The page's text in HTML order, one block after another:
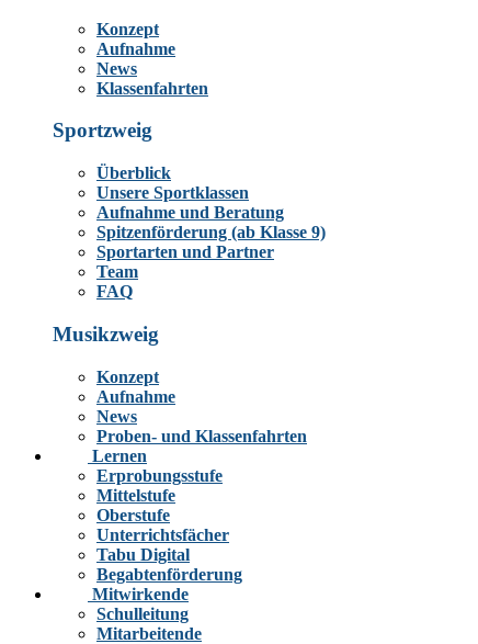
Konzept
Aufnahme
News
Klassenfahrten
Sportzweig
Überblick
Unsere Sportklassen
Aufnahme und Beratung
Spitzenförderung (ab Klasse 9)
Sportarten und Partner
Team
FAQ
Musikzweig
Konzept
Aufnahme
News
Proben- und Klassenfahrten
Lernen
Erprobungsstufe
Mittelstufe
Oberstufe
Unterrichtsfächer
Tabu Digital
Begabtenförderung
Mitwirkende
Schulleitung
Mitarbeitende